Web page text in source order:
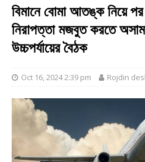
বিমানে বোমা আতঙ্ক নিয়ে
নিরাপত্তা মজবুত করতে
উচ্চপর্যায়ের বৈঠক
Oct 16, 2024 2:39 pm Rojdin